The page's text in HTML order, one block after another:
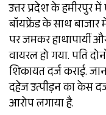
उत्तर प्रदेश के हमीरपुर
बॉयफ्रेंड के साथ
पर जमकर हाथापायीं
वायरल हो गया. पति
शिकायत दर्ज कराई.
दहेज उत्पीड़न का केस
आरोप लगाया है.